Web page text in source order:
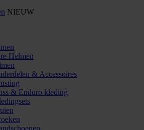
NIEUW
Helmen
& Accessoires
& Enduro kleding